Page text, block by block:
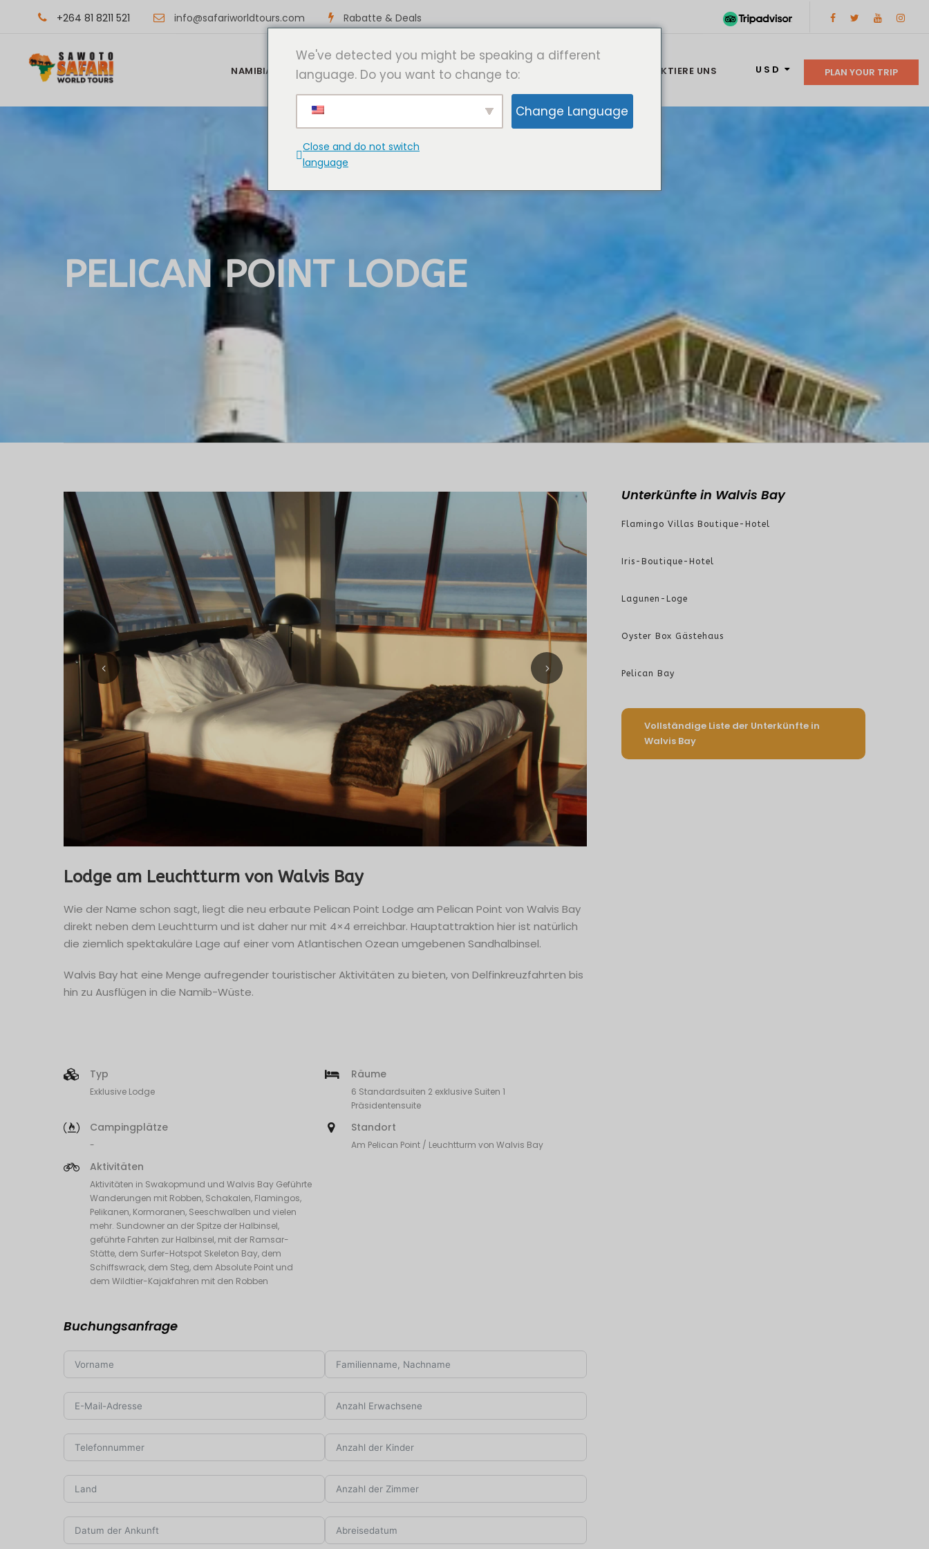
+264 81 8211 521 info@safariworldtours.com Rabatte & Deals
NAMIBIA REISEZIELE NAMIBIA-TOUREN SHUTTLE TRANSFERS KONTAKTIERE UNS USD PLAN YOUR TRIP
PELICAN POINT LODGE
Lodge am Leuchtturm von Walvis Bay
Wie der Name schon sagt, liegt die neu erbaute Pelican Point Lodge am Pelican Point von Walvis Bay
direkt neben dem Leuchtturm und ist daher nur mit 4×4 erreichbar. Hauptattraktion hier ist natürlich
die ziemlich spektakuläre Lage auf einer vom Atlantischen Ozean umgebenen Sandhalbinsel.
Walvis Bay hat eine Menge aufregender touristischer Aktivitäten zu bieten, von Delfinkreuzfahrten bis
hin zu Ausflügen in die Namib-Wüste.
Typ
Exklusive Lodge
Räume
6 Standardsuiten 2 exklusive Suiten 1
Präsidentensuite
Campingplätze
-
Standort
Am Pelican Point / Leuchtturm von Walvis Bay
Aktivitäten
Aktivitäten in Swakopmund und Walvis Bay Geführte
Wanderungen mit Robben, Schakalen, Flamingos,
Pelikanen, Kormoranen, Seeschwalben und vielen
mehr. Sundowner an der Spitze der Halbinsel,
geführte Fahrten zur Halbinsel, mit der Ramsar-
Stätte, dem Surfer-Hotspot Skeleton Bay, dem
Schiffswrack, dem Steg, dem Absolute Point und
dem Wildtier-Kajakfahren mit den Robben
Buchungsanfrage
Unterkünfte in Walvis Bay
Flamingo Villas Boutique-Hotel
Iris-Boutique-Hotel
Lagunen-Loge
Oyster Box Gästehaus
Pelican Bay
Vollständige Liste der Unterkünfte in
Walvis Bay
We've detected you might be speaking a different
language. Do you want to change to:
Change Language
Close and do not switch
language